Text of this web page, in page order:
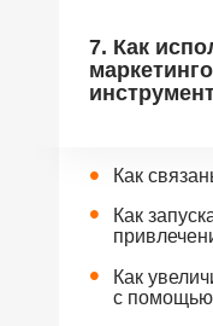
7. Как
Как
с помощью
•
Как
•
Как
•